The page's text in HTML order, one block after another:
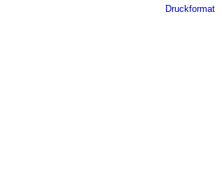
Druckformat